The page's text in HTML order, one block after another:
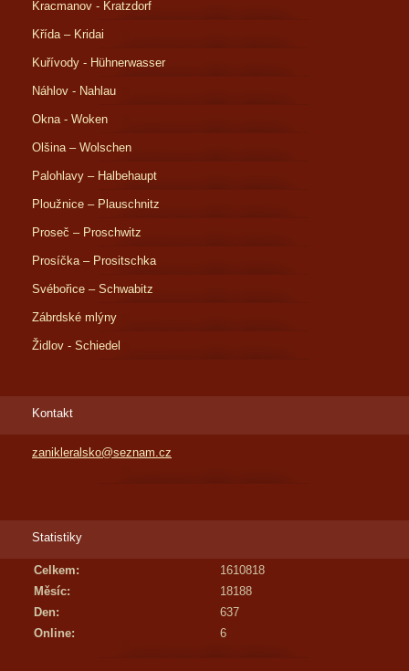
Kracmanov - Kratzdorf
Křída – Kridai
Kuřívody - Hühnerwasser
Náhlov - Nahlau
Okna - Woken
Olšina – Wolschen
Palohlavy – Halbehaupt
Ploužnice – Plauschnitz
Proseč – Proschwitz
Prosíčka – Prositschka
Svébořice – Schwabitz
Zábrdské mlýny
Židlov - Schiedel
Kontakt
zanikleralsko@seznam.cz
Statistiky
Online: 6
Celkem:
1610818
Měsíc:
18188
Den:
637